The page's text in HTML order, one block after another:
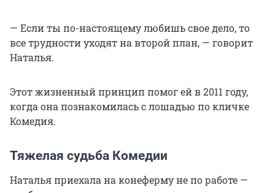
— Если ты по-настоящему любишь свое дело, то
все трудности уходят на второй план, — говорит
Наталья.
Этот жизненный принцип помог ей в 2011 году,
когда она познакомилась с лошадью по кличке
Комедия.
Тяжелая судьба Комедии
Наталья приехала на конеферму не по работе —